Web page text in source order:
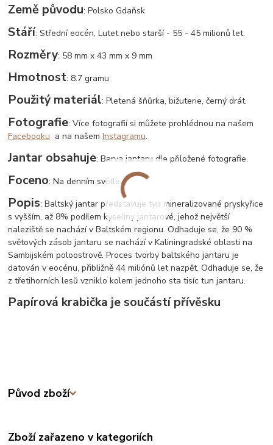
Země původu: Polsko Gdaňsk
Stáří: Střední eocén, Lutet nebo starší - 55 - 45 milionů let.
Rozměry: 58 mm x 43 mm x 9 mm
Hmotnost: 8.7 gramu
Použitý materiál: Pletená šňůrka, bižuterie, černý drát.
Fotografie: Více fotografií si můžete prohlédnou na našem
Facebooku a na našemInstagramu.
Jantar obsahuje: Barva jantaru dle přiložené fotografie.
Foceno: Na denním světle
Popis: Baltský jantar představuje typ mineralizované pryskyřice
s vyšším, až 8% podílem kyseliny jantarové, jehož největší
naleziště se nachází v Baltském regionu. Odhaduje se, že 90 %
světových zásob jantaru se nachází v Kaliningradské oblasti na
Sambijském poloostrově. Proces tvorby baltského jantaru je
datován v eocénu, přibližně 44 miliónů let nazpět. Odhaduje se, že
z třetihorních lesů vzniklo kolem jednoho sta tisíc tun jantaru.
Papírová krabička je součástí přívěsku
Původ zboží
Zboží zařazeno v kategoriích